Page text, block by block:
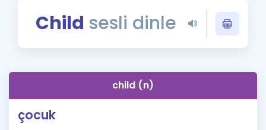
Blog
Child sesli dinle
child (n)
çocuk